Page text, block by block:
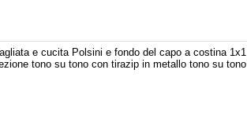
e cucita Polsini e fondo del capo a costina
tono su tono con tirazip in metallo tono su